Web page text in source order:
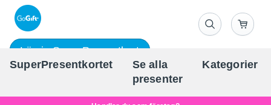
Lös in SuperPresentkort
SuperPresentkortet
Se alla
presenter
Kategorier